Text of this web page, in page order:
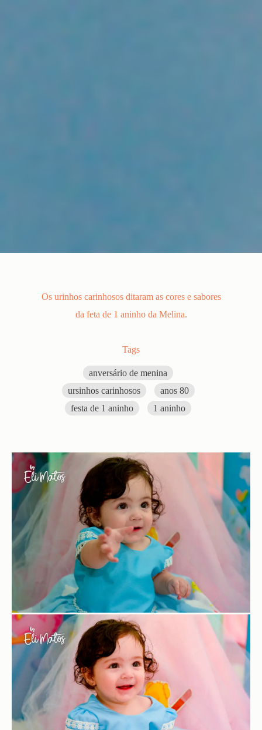
Os urinhos carinhosos ditaram as cores e sabores
da feta de 1 aninho da Melina.
Tags
anversário de menina
ursinhos carinhosos
anos 80
festa de 1 aninho
1 aninho